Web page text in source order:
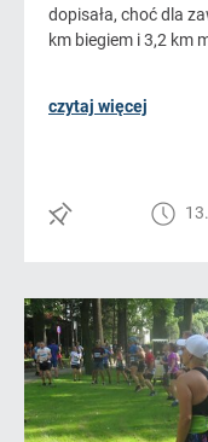
dopisała, choć dla
km biegiem i 3,2 km
czytaj więcej